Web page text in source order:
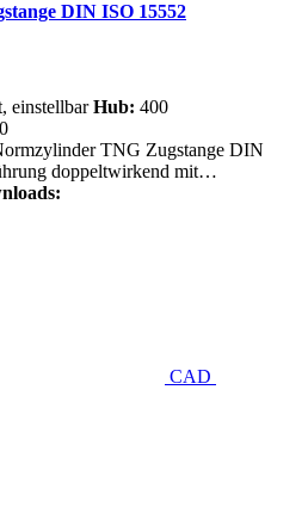
DIN ISO 15552
einstellbarHub: 400
TNG Zugstange DIN
doppeltwirkend mit…
CAD